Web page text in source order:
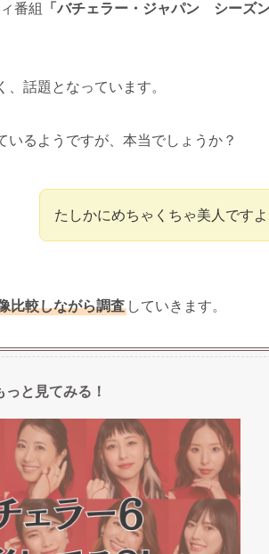
番組 「バチェラー・ジャパン シーズン
話題となっています。
いるようですが、本当でしょうか？
たしかにめちゃくちゃ美人ですよ
比較しながら調査 していきます。
っと見てみる！